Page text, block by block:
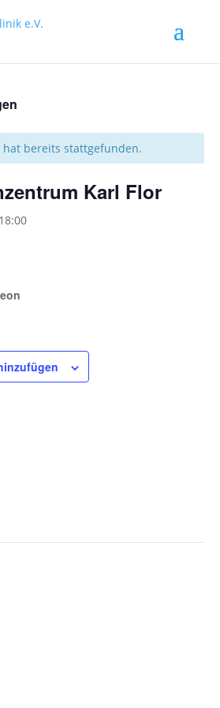
hat bereits stattgefunden.
Karl Flor
18:00